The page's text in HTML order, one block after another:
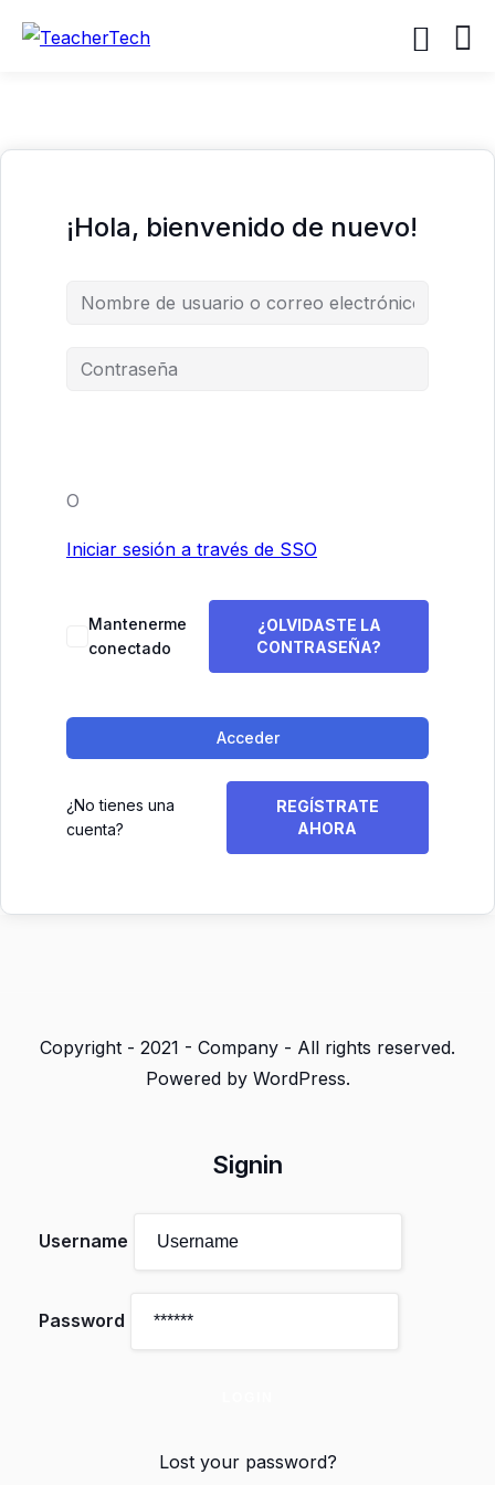
¡Hola, bienvenido de nuevo!
O
Iniciar sesión a través de SSO
Mantenerme
conectado
¿OLVIDASTE LA
CONTRASEÑA?
Acceder
¿No tienes una
cuenta?
REGÍSTRATE
AHORA
Copyright - 2021 - Company - All rights reserved.
Powered by WordPress.
Signin
Username
Password
Lost your password?